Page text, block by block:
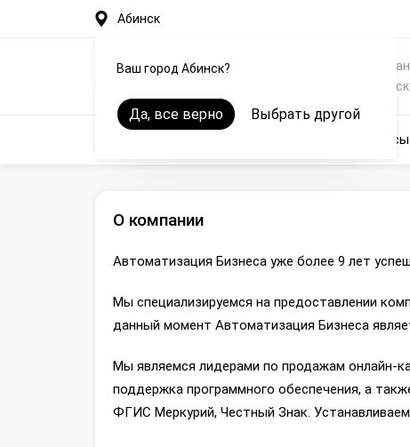
Абинск
Ваш город Абинск?
Да, все верно Выбрать другой
Автоматизация
общепита на iiko в
Онлайн-кассы
О компании
Автоматизация Бизнеса уже более 9 лет
Мы специализируемся на предоставлении
данный момент Автоматизация Бизнеса
Мы являемся лидерами по продажам онлайн-
поддержка программного обеспечения, а
ФГИС Меркурий, Честный Знак.